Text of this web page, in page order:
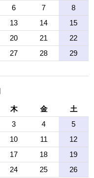
6 7
8
13 14
15
20 21
22
27 28
29
木 金
土
3 4
5
10 11
12
17 18
19
24 25
26